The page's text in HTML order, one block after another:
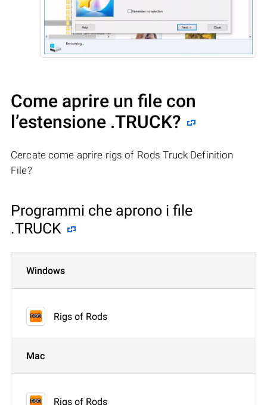
Come aprire un file con
l’estensione .TRUCK?
Cercate come aprire rigs of Rods Truck Definition
File?
Programmi che aprono i file
.TRUCK
Windows
Rigs of Rods
Mac
Rigs of Rods